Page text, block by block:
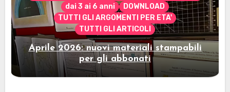
dai 3 ai 6 anni
DOWNLOAD
TUTTI GLI ARGOMENTI PER ETA'
TUTTI GLI ARTICOLI
Aprile 2026: nuovi materiali stampabili
per gli abbonati